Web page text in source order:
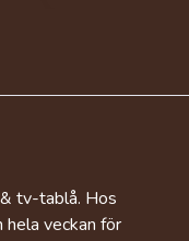
tv-tablå. Hos
veckan för